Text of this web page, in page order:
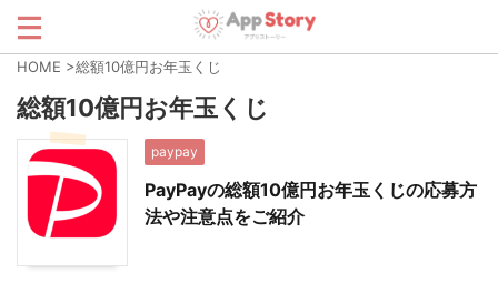
HOME >総額10億円お年玉くじ
総額10億円お年玉くじ
paypay
PayPayの総額10億円お年玉くじの応募方
法や注意点をご紹介